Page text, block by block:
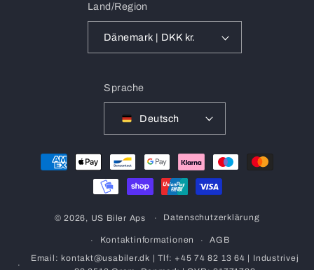
Land/Region
Dänemark | DKK kr.
Sprache
Deutsch
Zahlungsmethoden
© 2026, US Biler Aps Datenschutzerklärung
Kontaktinformationen
AGB
Email: kontakt@usabiler.dk | Tlf: +45 74 82 13 64 | Industrivej